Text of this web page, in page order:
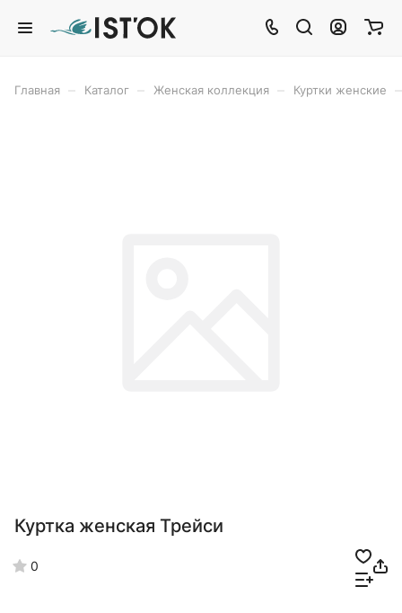
Главная Каталог Женская коллекция Куртки женские
Куртка женская Трейси
0